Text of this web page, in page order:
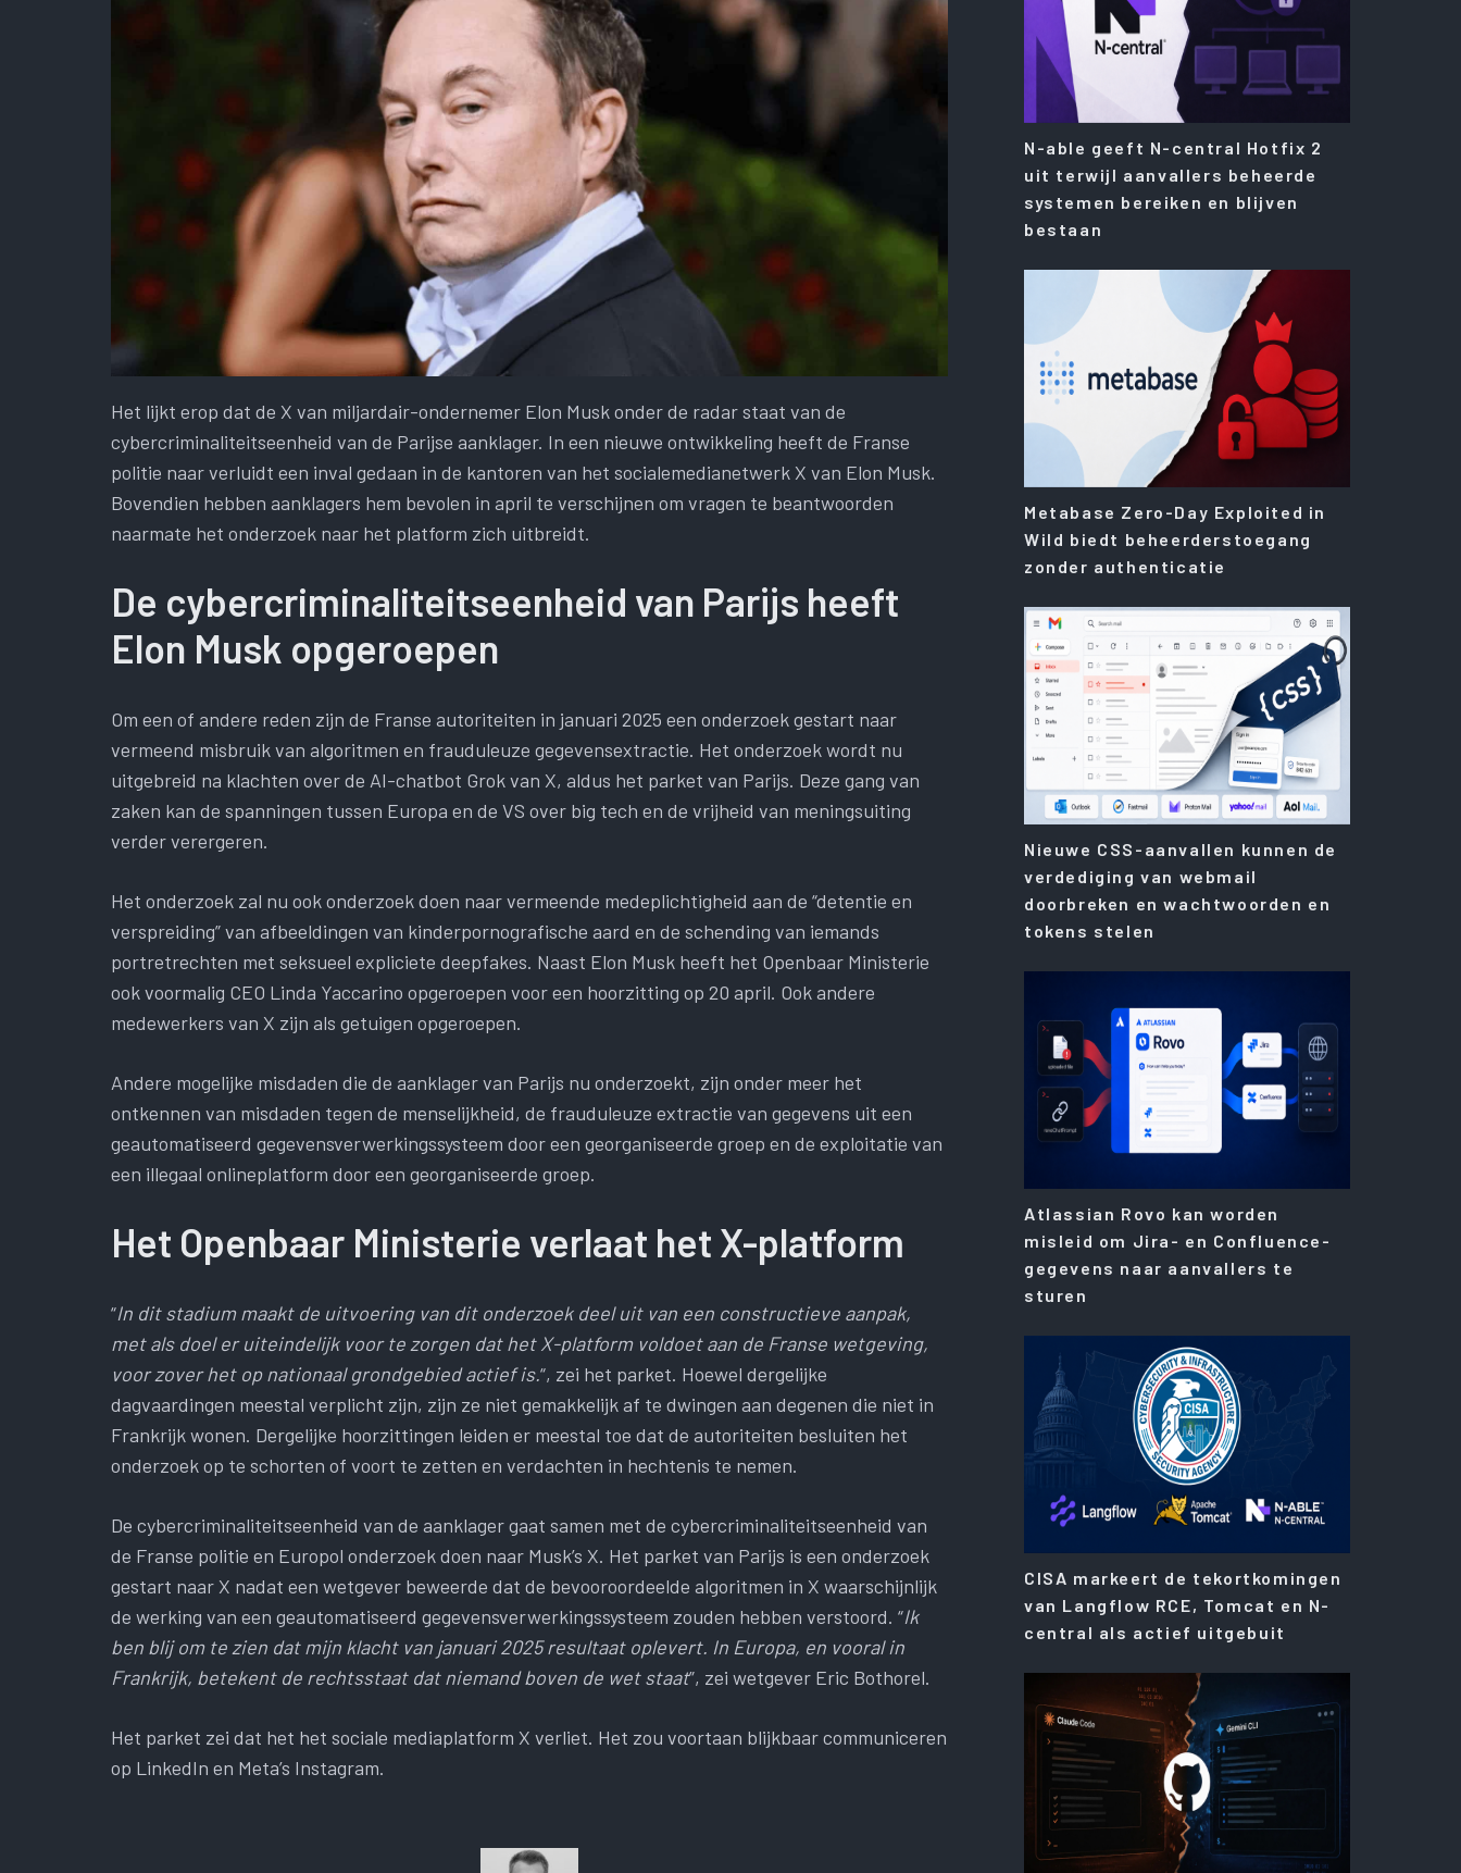
Het lijkt erop dat de X van miljardair-ondernemer Elon Musk onder de radar staat van de
cybercriminaliteitseenheid van de Parijse aanklager. In een nieuwe ontwikkeling heeft de Franse
politie naar verluidt een inval gedaan in de kantoren van het socialemedianetwerk X van Elon Musk.
Bovendien hebben aanklagers hem bevolen in april te verschijnen om vragen te beantwoorden
naarmate het onderzoek naar het platform zich uitbreidt.
De cybercriminaliteitseenheid van Parijs heeft
Elon Musk opgeroepen
Om een ​​of andere reden zijn de Franse autoriteiten in januari 2025 een onderzoek gestart naar
vermeend misbruik van algoritmen en frauduleuze gegevensextractie. Het onderzoek wordt nu
uitgebreid na klachten over de AI-chatbot Grok van X, aldus het parket van Parijs. Deze gang van
zaken kan de spanningen tussen Europa en de VS over big tech en de vrijheid van meningsuiting
verder verergeren.
Het onderzoek zal nu ook onderzoek doen naar vermeende medeplichtigheid aan de “detentie en
verspreiding” van afbeeldingen van kinderpornografische aard en de schending van iemands
portretrechten met seksueel expliciete deepfakes. Naast Elon Musk heeft het Openbaar Ministerie
ook voormalig CEO Linda Yaccarino opgeroepen voor een hoorzitting op 20 april. Ook andere
medewerkers van X zijn als getuigen opgeroepen.
Andere mogelijke misdaden die de aanklager van Parijs nu onderzoekt, zijn onder meer het
ontkennen van misdaden tegen de menselijkheid, de frauduleuze extractie van gegevens uit een
geautomatiseerd gegevensverwerkingssysteem door een georganiseerde groep en de exploitatie van
een illegaal onlineplatform door een georganiseerde groep.
Het Openbaar Ministerie verlaat het X-platform
“In dit stadium maakt de uitvoering van dit onderzoek deel uit van een constructieve aanpak,
met als doel er uiteindelijk voor te zorgen dat het X-platform voldoet aan de Franse wetgeving,
voor zover het op nationaal grondgebied actief is.“, zei het parket. Hoewel dergelijke
dagvaardingen meestal verplicht zijn, zijn ze niet gemakkelijk af te dwingen aan degenen die niet in
Frankrijk wonen. Dergelijke hoorzittingen leiden er meestal toe dat de autoriteiten besluiten het
onderzoek op te schorten of voort te zetten en verdachten in hechtenis te nemen.
De cybercriminaliteitseenheid van de aanklager gaat samen met de cybercriminaliteitseenheid van
de Franse politie en Europol onderzoek doen naar Musk’s X. Het parket van Parijs is een onderzoek
gestart naar X nadat een wetgever beweerde dat de bevooroordeelde algoritmen in X waarschijnlijk
de werking van een geautomatiseerd gegevensverwerkingssysteem zouden hebben verstoord. “Ik
ben blij om te zien dat mijn klacht van januari 2025 resultaat oplevert. In Europa, en vooral in
Frankrijk, betekent de rechtsstaat dat niemand boven de wet staat”, zei wetgever Eric Bothorel.
Het parket zei dat het het sociale mediaplatform X verliet. Het zou voortaan blijkbaar communiceren
op LinkedIn en Meta’s Instagram.
N-able geeft N-central Hotfix 2
uit terwijl aanvallers beheerde
systemen bereiken en blijven
bestaan
Metabase Zero-Day Exploited in
Wild biedt beheerderstoegang
zonder authenticatie
Nieuwe CSS-aanvallen kunnen de
verdediging van webmail
doorbreken en wachtwoorden en
tokens stelen
Atlassian Rovo kan worden
misleid om Jira- en Confluence-
gegevens naar aanvallers te
sturen
CISA markeert de tekortkomingen
van Langflow RCE, Tomcat en N-
central als actief uitgebuit